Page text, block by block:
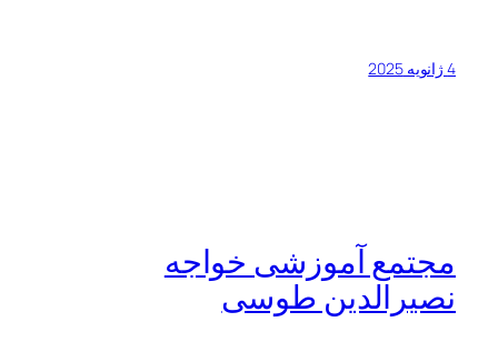
4 ژانویه 2025
مجتمع آموزشی خواجه
نصیرالدین طوسی